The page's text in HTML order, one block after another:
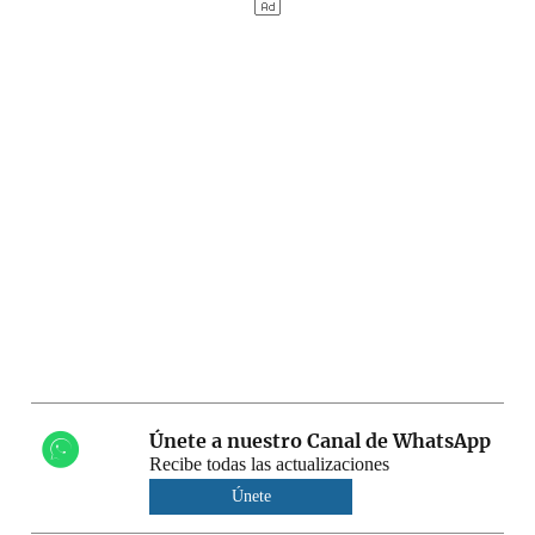
Únete a nuestro Canal de WhatsApp
Recibe todas las actualizaciones
Únete